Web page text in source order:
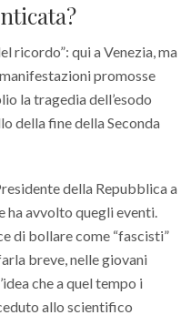
ricordo”: qui a Venezia, ma
promosse
la tragedia dell’esodo
della fine della Seconda
della Repubblica a
ha avvolto quegli eventi.
di bollare come “fascisti”
breve, nelle giovani
che a quel tempo i
allo scientifico